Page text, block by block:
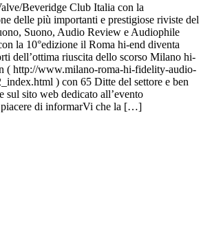
Beveridge Club Italia con la
delle più importanti e prestigiose riviste del
Suono, Audio Review e Audiophile
la 10°edizione il Roma hi-end diventa
dell’ottima riuscita dello scorso Milano hi-
( http://www.milano-roma-hi-fidelity-audio-
) con 65 Ditte del settore e ben
sul sito web dedicato all’evento
piacere di informarVi che la […]